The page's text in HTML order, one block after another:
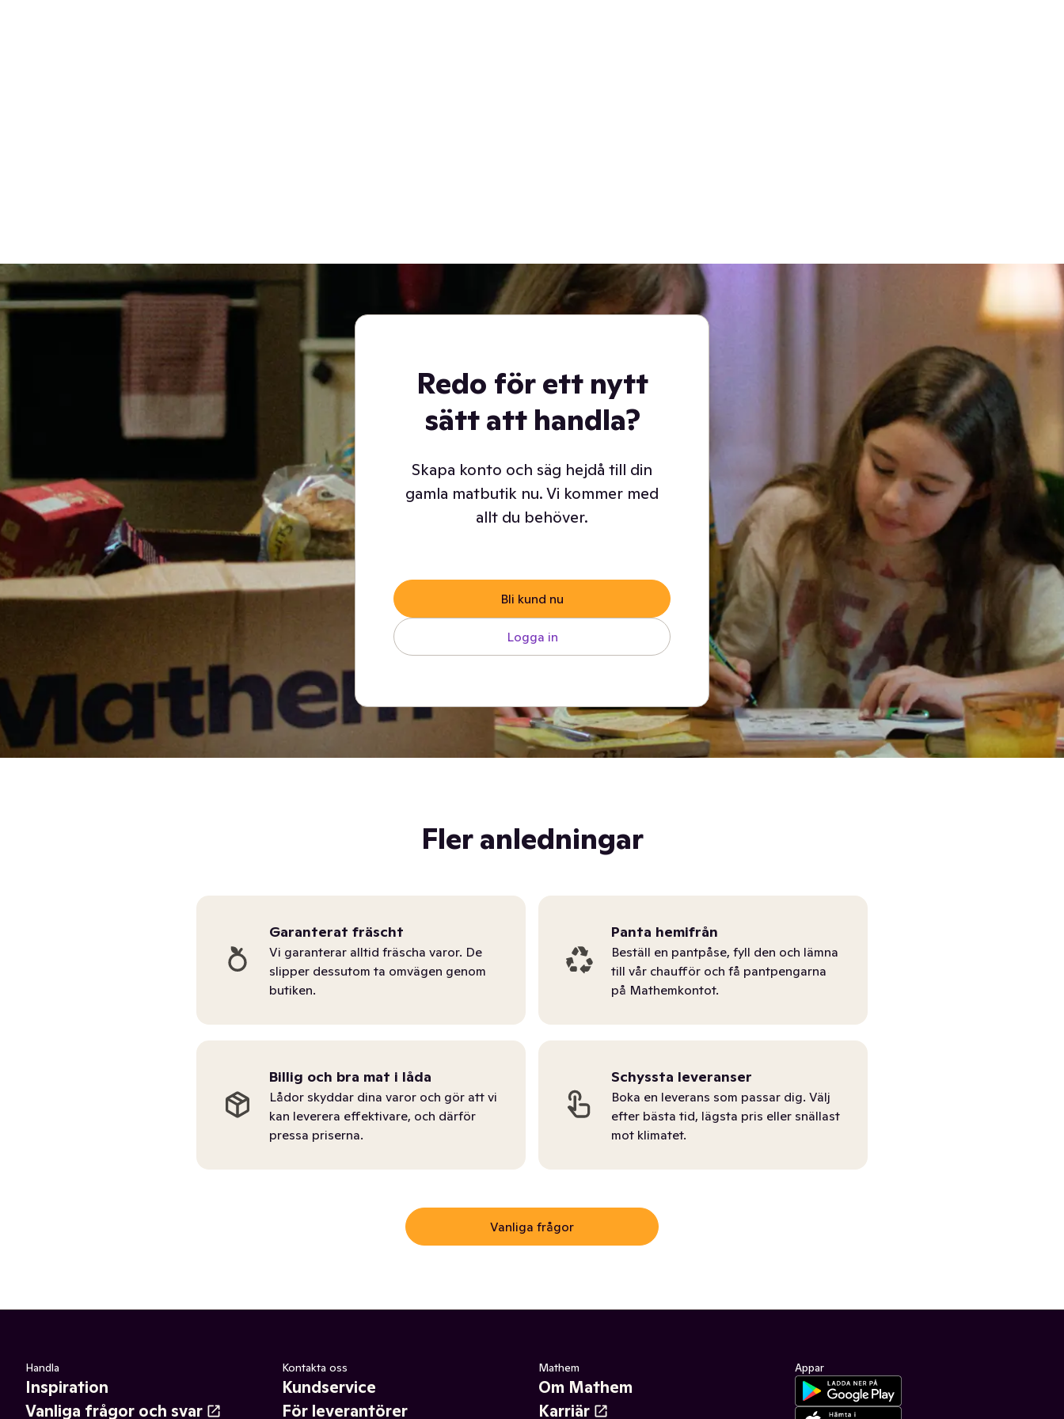
Redo för ett nytt
sätt att handla?
Skapa konto och säg hejdå till din
gamla matbutik nu. Vi kommer med
allt du behöver.
Bli kund nu
Logga in
Fler anledningar
Garanterat fräscht
Vi garanterar alltid fräscha varor. De
slipper dessutom ta omvägen genom
butiken.
Panta hemifrån
Beställ en pantpåse, fyll den och lämna
till vår chaufför och få pantpengarna
på Mathemkontot.
Billig och bra mat i låda
Lådor skyddar dina varor och gör att vi
kan leverera effektivare, och därför
pressa priserna.
Schyssta leveranser
Boka en leverans som passar dig. Välj
efter bästa tid, lägsta pris eller snällast
mot klimatet.
Vanliga frågor
Handla
Inspiration
Vanliga frågor och svar
Kontakta oss
Kundservice
För leverantörer
Mathem
Om Mathem
Karriär
Appar